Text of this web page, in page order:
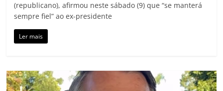
(republicano), afirmou neste sábado (9) que “se manterá
sempre fiel” ao ex-presidente
Ler mais